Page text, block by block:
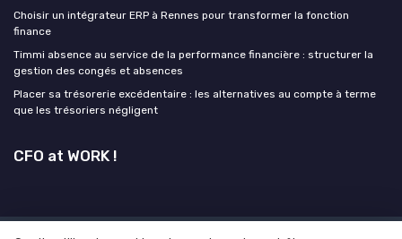
Choisir un intégrateur ERP à Rennes pour transformer la fonction
finance
Timmi absence au service de la performance financière : structurer la
gestion des congés et absences
Placer sa trésorerie excédentaire : les alternatives au compte à terme
que les trésoriers négligent
CFO at WORK !